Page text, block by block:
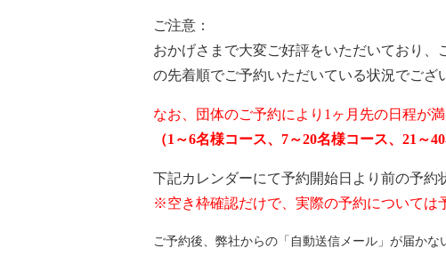
ご注意：
おかげさまで大変ご好評をいただいており、
の先着順でご予約いただいている状況でござ
なお、団体のご予約により1ヶ月先の日程が
（1～6名様コース、7～20名様コース、21～
下記カレンダーにて予約開始日より前の予約
※空き枠確認だけで、実際の予約については
ご予約後、弊社からの「自動送信メール」が届かな